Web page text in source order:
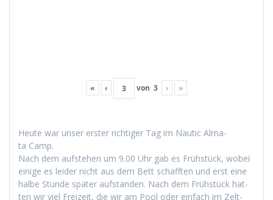
« ‹ von 3 › »
Heute war unser erster richtiger Tag im Nau­tic Alma­
ta Camp.
Nach dem auf­ste­hen um 9.00 Uhr gab es Früh­stück, wobei
einige es lei­der nicht aus dem Bett schafften und erst eine
halbe Stunde später auf­s­tanden. Nach dem Früh­stück hat­
ten wir viel Freizeit, die wir am Pool oder ein­fach im Zelt­